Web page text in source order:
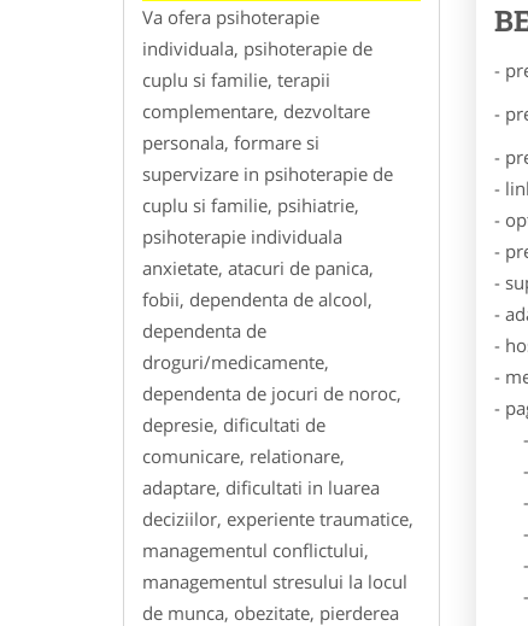
Va ofera psihoterapie
individuala, psihoterapie de
cuplu si familie, terapii
complementare, dezvoltare
personala, formare si
supervizare in psihoterapie de
cuplu si familie, psihiatrie,
psihoterapie individuala
anxietate, atacuri de panica,
fobii, dependenta de alcool,
dependenta de
droguri/medicamente,
dependenta de jocuri de noroc,
depresie, dificultati de
comunicare, relationare,
adaptare, dificultati in luarea
deciziilor, experiente traumatice,
managementul conflictului,
managementul stresului la locul
de munca, obezitate, pierderea
-
-
-
-
-
-
-
-
-
-
-
-
-
-
-
-
-